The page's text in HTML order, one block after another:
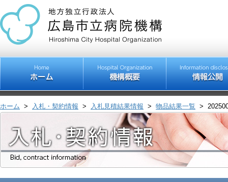
ホーム > 入札・契約情報 > 入札見積結果情報 > 物品結果一覧 >